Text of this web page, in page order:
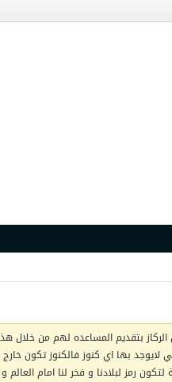
بتقديم المساعده لهم من خلال
لايوجد بها اي كنوز فالكنوز تكون
رمز لبلادنا و فخر لنا امام